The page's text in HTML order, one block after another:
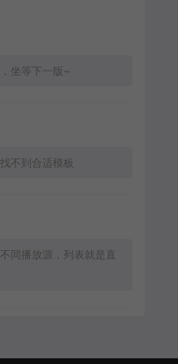
坐等下一版~
不到合适模板
同播放源，列表就是直